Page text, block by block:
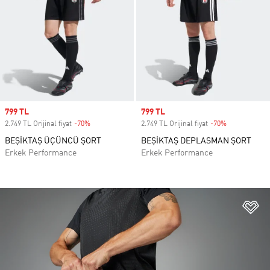
Sale price
799 TL
2.749 TL Orijinal fiyat -70%
BEŞİKTAŞ ÜÇÜNCÜ ŞORT
Erkek Performance
Sale price
799 TL
2.749 TL Orijinal fiyat -70%
BEŞİKTAŞ DEPLASMAN ŞORT
Erkek Performance